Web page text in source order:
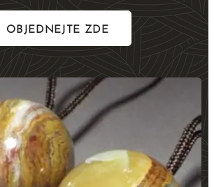
OBJEDNEJTE ZDE